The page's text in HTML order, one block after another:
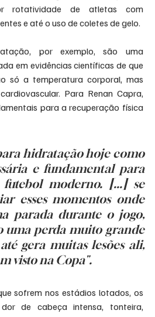
rotatividade de atletas com
e até o uso de coletes de gelo.
por exemplo, são uma
em evidências científicas de que
só a temperatura corporal, mas
Para Renan Capra,
para a recuperação física
hidratação hoje como
e fundamental para
moderno. [...] se
esses momentos onde
parada durante o jogo,
uma perda muito grande
gera muitas lesões ali,
visto na Copa".
sofrem nos estádios lotados, os
de cabeça intensa, tonteira,